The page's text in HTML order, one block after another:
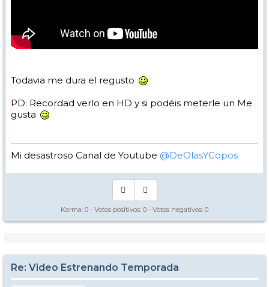
Todavia me dura el regusto
PD: Recordad verlo en HD y si podéis meterle un Me
gusta
Mi desastroso Canal de Youtube @DeOlasYCopos
Karma: 0 - Votos positivos: 0 - Votos negativos: 0
Re: Video Estrenando Temporada